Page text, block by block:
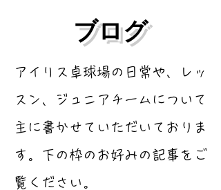
ブログ
​アイリス卓球場の日常や、レッ
スン、ジュニアチームについて
主に書かせていただいておりま
す。下の枠のお好みの記事をご
覧ください。